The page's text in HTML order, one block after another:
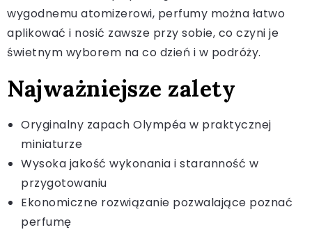
wygodnemu atomizerowi, perfumy można łatwo
aplikować i nosić zawsze przy sobie, co czyni je
świetnym wyborem na co dzień i w podróży.
Najważniejsze zalety
Oryginalny zapach Olympéa w praktycznej
miniaturze
Wysoka jakość wykonania i staranność w
przygotowaniu
Ekonomiczne rozwiązanie pozwalające poznać
perfumę